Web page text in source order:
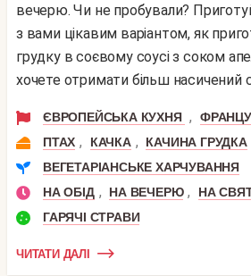
вечерю. Чи не пробували?
з вами цікавим варіантом, як
грудку в соєвому соусі з соком
хочете отримати більш насичений
ЄВРОПЕЙСЬКА КУХНЯ ,
ПТАХ , КАЧКА ,
КАЧИНА ГРУДКА
ВЕГЕТАРІАНСЬКЕ ХАРЧУВАННЯ
НА ОБІД , НА ВЕЧЕРЮ ,
НА
ГАРЯЧІ СТРАВИ
ЧИТАТИ ДАЛІ